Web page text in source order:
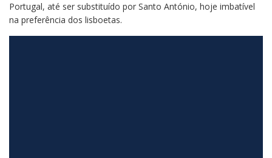
Portugal, até ser substituído por Santo António, hoje imbatível
na preferência dos lisboetas.